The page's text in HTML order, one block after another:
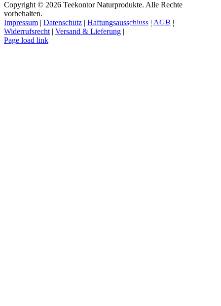
Copyright © 2026 Teekontor Naturprodukte. Alle Rechte
vorbehalten.
Impressum | Datenschutz | Haftungsausschluss | AGB |
Widerrufsrecht | Versand & Lieferung |
Page load link